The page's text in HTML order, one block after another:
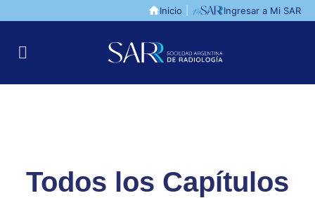
Inicio Ingresar a Mi SAR
Todos los Capítulos